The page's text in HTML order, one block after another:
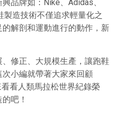
品牌如：Nike、Adidas、
製造技術不僅追求輕量化之
解剖和運動進行的動作，新
修正、大規模生產，讓跑鞋
小編就帶著大家來回顧
看人類馬拉松世界紀錄榮
吧！